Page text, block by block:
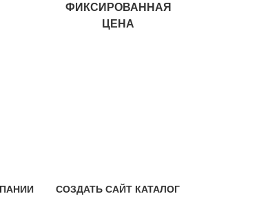
ФИКСИРОВАННАЯ
ЦЕНА
СОЗДАТЬ САЙТ КАТАЛОГ